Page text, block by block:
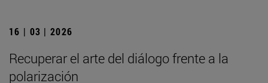
16 | 03 | 2026
Recuperar el arte del diálogo frente a la
polarización